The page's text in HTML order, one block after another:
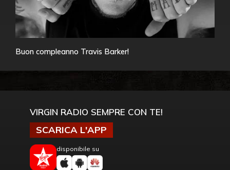
Buon compleanno Travis Barker!
VIRGIN RADIO SEMPRE CON TE!
SCARICA L'APP
disponibile su